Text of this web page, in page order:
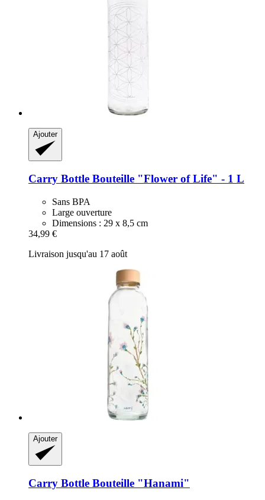
Ajouter
Carry Bottle Bouteille "Flower of Life" -​ 1 L
Sans BPA
Large ouverture
Dimensions : 29 x 8,5 cm
34,99 €
Livraison jusqu'au 17 août
Ajouter
Carry Bottle Bouteille "Hanami"